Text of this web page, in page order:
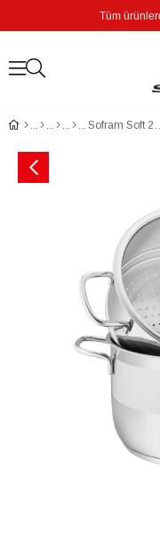
Tüm
Sofram Soft 20 cm 3